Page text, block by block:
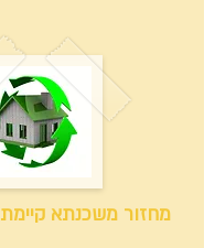
מחזור משכנתא קיימת